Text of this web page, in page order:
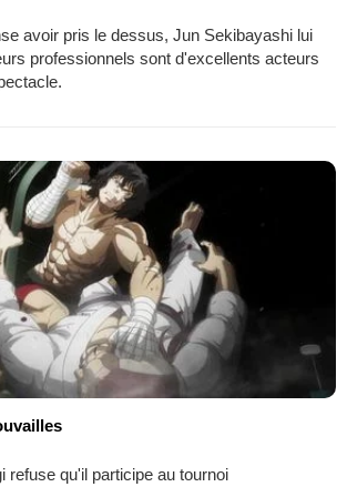
avoir pris le dessus, Jun Sekibayashi lui
professionnels sont d'excellents acteurs
refuse qu'il participe au tournoi